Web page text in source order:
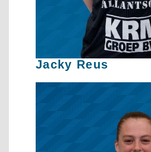
Jacky Reus